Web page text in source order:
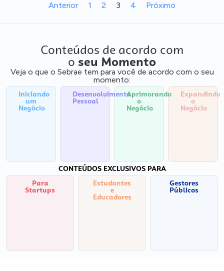
Anterior 1 2 3 4 Próximo
Conteúdos de acordo com
o seu Momento
Veja o que o Sebrae tem para você de acordo com o seu
momento:
Iniciando
um
Negócio
Desenvolvimento
Pessoal
Aprimorando
o
Negócio
Expandindo
o
Negócio
CONTEÚDOS EXCLUSIVOS PARA
Para
Startups
Estudantes
e
Educadores
Gestores
Públicos